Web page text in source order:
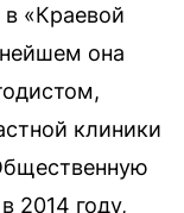
«Краевой
она
клиники
2014 году,